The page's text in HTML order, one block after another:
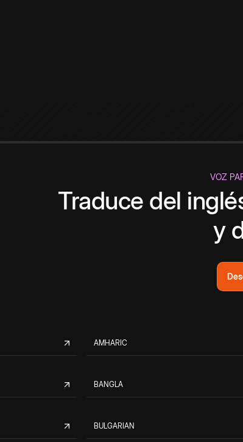
VOZ
Traduce del
y
AMHARIC
BANGLA
BULGARIAN